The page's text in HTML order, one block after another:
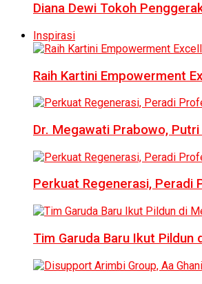
Diana Dewi Tokoh
Inspirasi
Raih Kartini Empowerment
Dr. Megawati Prabowo,
Perkuat Regenerasi, Peradi
Tim Garuda Baru Ikut